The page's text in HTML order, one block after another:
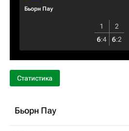
Бьорн Пау
1
2
6:4 6:2
Статистика
Бьорн Пау